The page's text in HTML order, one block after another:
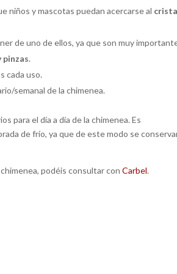
niños y mascotas puedan acercarse al
de uno de ellos, ya que son muy
pinzas.
cada uso.
semanal de la chimenea.
para el día a día de la chimenea. Es
de frío, ya que de este modo se
podéis consultar conCarbel.